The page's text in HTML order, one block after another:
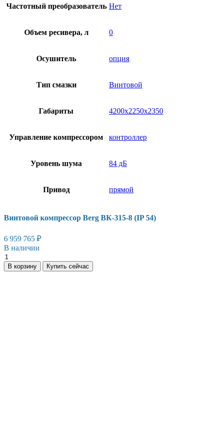
Частотный преобразователь Нет
Объем ресивера, л 0
Осушитель опция
Тип смазки Винтовой
Габариты 4200х2250х2350
Управление компрессором контроллер
Уровень шума 84 дБ
Привод прямой
Винтовой компрессор Berg ВК-315-8 (IP 54)
6 959 765 ₽
В наличии
Винтовой
компрессор
Berg
В корзину Купить сейчас